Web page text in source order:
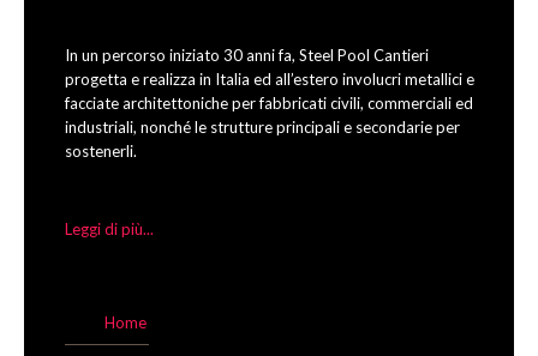
In un percorso iniziato 30 anni fa, Steel Pool Cantieri
progetta e realizza in Italia ed all’estero involucri metallici e
facciate architettoniche per fabbricati civili, commerciali ed
industriali, nonché le strutture principali e secondarie per
sostenerli.
Leggi di più...
Home